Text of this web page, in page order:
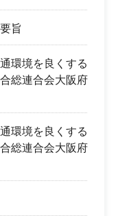
旨
環境を良くする
総連合会大阪府
環境を良くする
総連合会大阪府